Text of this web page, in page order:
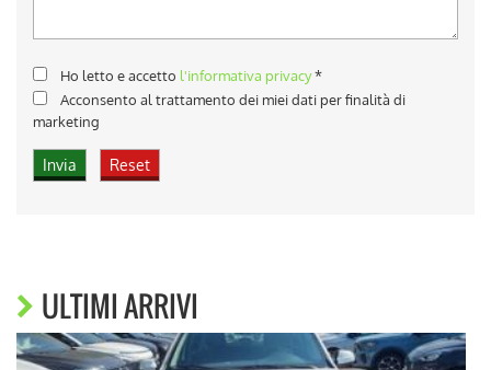
Ho letto e accetto l'informativa privacy*
Acconsento al trattamento dei miei dati per finalità di
marketing
ULTIMI ARRIVI